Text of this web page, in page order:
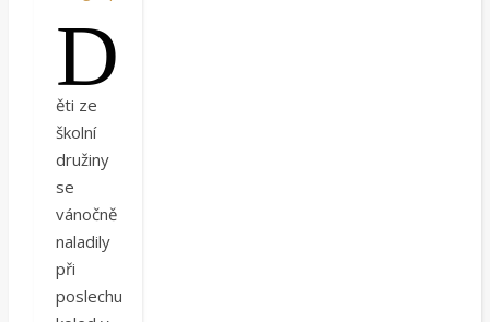
D
ěti ze
školní
družiny
se
vánočně
naladily
při
poslechu